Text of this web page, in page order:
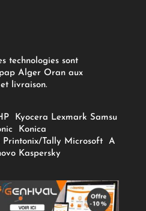
technologies sont
Alger Oran aux
livraison.
Kyocera Lexmark Samsu
Konica
Printonix/Tally Microsoft
A
Kaspersky